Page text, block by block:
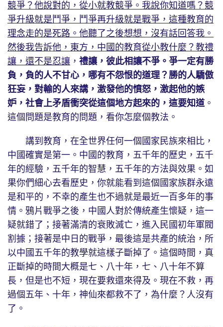
競爭？他說對的，從小就教競爭。我說你知道嗎？競
爭升級就是鬥爭，鬥爭再升級就是戰爭，這種教育的
理念走的是死路。他聽了之後想想，沒有話回答我。
然後我告訴他，東方，中國的教育從小教什麼？教禮
讓，還不是忍讓 ， 禮讓，彼此相讓不爭。爭一定有勝
負，負的人不甘心，哪有不怨恨的道理？勝的人驕傲
狂妄，對輸的人來講，激發他的憤怒，激起他的嫉
妒，社會上矛盾衝突從這個地方起來的，這要知道。
這個問題是教育的問題，看你怎麼個教法。
講到教育，在全世界任何一個國家民族來相比，
中國確實是第一。中國的教育，五千年的歷史，五千
年的經驗，五千年的智慧，五千年的方法與效果。如
果你們細心去看歷史，你就能看到這個國家族群永遠
是和平的，不幸的產生也不過就是最近一百多年的事
情。鴉片戰爭之後，中國人對於傳統產生懷疑，這一
疑就錯了；接著滿清的衰敗滅亡，進入民國初年軍閥
割據；接著是中日的戰爭，最後這是共產的統治，所
以中國五千年的教學就這樣子斷掉了。這個時間，真
正斷掉的時間大概是七、八十年，七、八十年不算
長，但是也不短，現在要救還來得及。現在不救，再
過個五年、十年，神仙來都救不了，為什麼？人沒有
了。